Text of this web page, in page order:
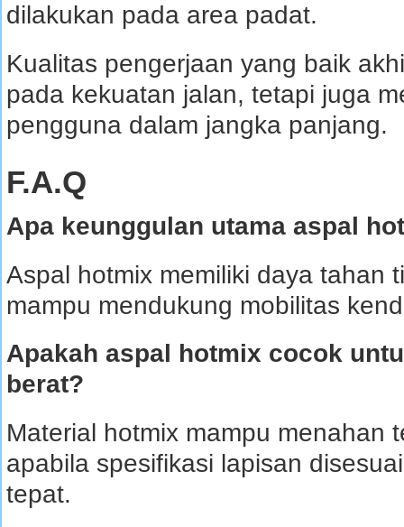
dilakukan pada area padat.
Kualitas pengerjaan yang baik
pada kekuatan jalan, tetapi juga
pengguna dalam jangka panjang.
F.A.Q
Apa keunggulan utama aspal
Aspal hotmix memiliki daya tahan
mampu mendukung mobilitas
Apakah aspal hotmix cocok
berat?
Material hotmix mampu menahan
apabila spesifikasi lapisan
tepat.